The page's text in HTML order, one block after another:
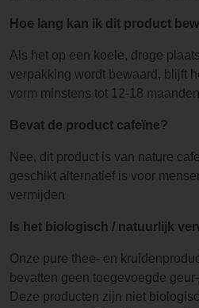
Hoe lang kan ik dit product
Als het op een koele, droge
verpakking wordt bewaard, blijft
vorm minstens tot 12-18
Bevat de product cafeïne?
Nee, dit product is van nature
geschikt alternatief is voor
vermijden
Is het biologisch / natuurlijk
Onze pure thee- en
bevatten geen toegevoegde
Deze producten zijn niet